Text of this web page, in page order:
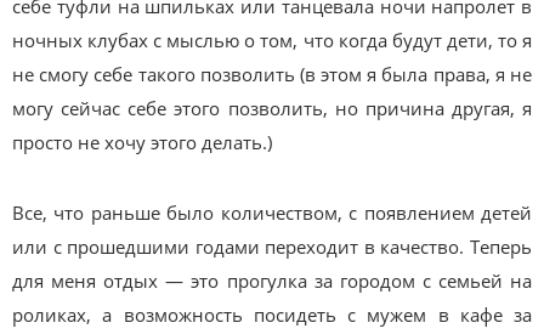
себе туфли на шпильках или танцевала ночи напролет в
ночных клубах с мыслью о том, что когда будут дети, то я
не смогу себе такого позволить (в этом я была права, я не
могу сейчас себе этого позволить, но причина другая, я
просто не хочу этого делать.)
Все, что раньше было количеством, с появлением детей
или с прошедшими годами переходит в качество. Теперь
для меня отдых — это прогулка за городом с семьей на
роликах, а возможность посидеть с мужем в кафе за